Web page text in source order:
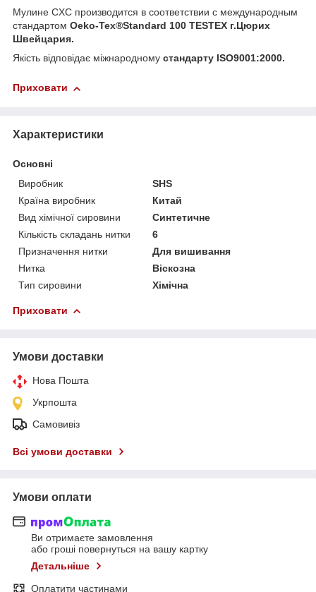
Мулине CXC производится в соответствии с международным
стандартом Oeko-Tex®Standard 100 TESTEX г.Цюрих
Швейцария.
Якість відповідає міжнародному стандарту ISO9001:2000.
Приховати
Характеристики
Основні
Виробник
SHS
Країна виробник
Китай
Вид хімічної сировини
Синтетичне
Кількість складань нитки
6
Призначення нитки
Для вишивання
Нитка
Віскозна
Тип сировини
Хімічна
Приховати
Умови доставки
Нова Пошта
Укрпошта
Самовивіз
Всі умови доставки
Умови оплати
Ви отримаєте замовлення
або гроші повернуться на вашу картку
Детальніше
Оплатити частинами